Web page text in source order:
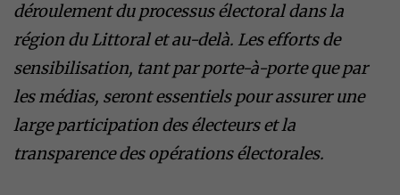
déroulement du processus électoral dans la
région du Littoral et au-delà. Les efforts de
sensibilisation, tant par porte-à-porte que par
les médias, seront essentiels pour assurer une
large participation des électeurs et la
transparence des opérations électorales.